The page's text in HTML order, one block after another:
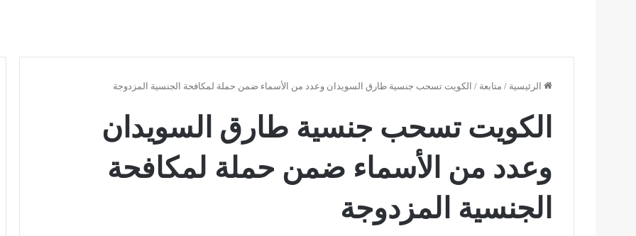
الرئيسية / متابعة / الكويت تسحب جنسية طارق السويدان وعدد من الأسماء ضمن حملة لمكافحة الجنسية المزدوجة
الكويت تسحب جنسية طارق السويدان
وعدد من الأسماء ضمن حملة لمكافحة
الجنسية المزدوجة